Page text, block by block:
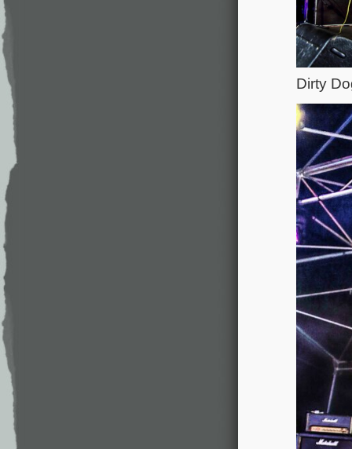
Dirty